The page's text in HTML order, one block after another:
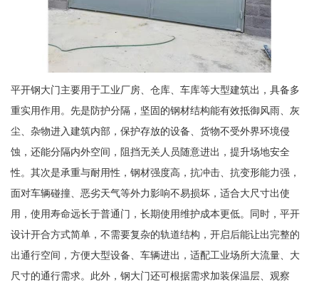
平开钢大门主要用于工业厂房、仓库、车库等大型建筑出，具备多
重实用作用。先是防护分隔，坚固的钢材结构能有效抵御风雨、灰
尘、杂物进入建筑内部，保护存放的设备、货物不受外界环境侵
蚀，还能分隔内外空间，阻挡无关人员随意进出，提升场地安全
性。其次是承重与耐用性，钢材强度高，抗冲击、抗变形能力强，
面对车辆碰撞、恶劣天气等外力影响不易损坏，适合大尺寸出使
用，使用寿命远长于普通门，长期使用维护成本更低。同时，平开
设计开合方式简单，不需要复杂的轨道结构，开启后能让出完整的
出通行空间，方便大型设备、车辆进出，适配工业场所大流量、大
尺寸的通行需求。此外，钢大门还可根据需求加装保温层、观察